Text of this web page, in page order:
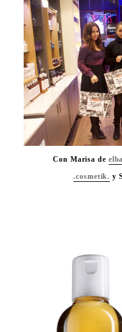
Con Marisa de
.cosmetik. y